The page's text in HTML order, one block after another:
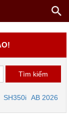
SH350i AB 2026